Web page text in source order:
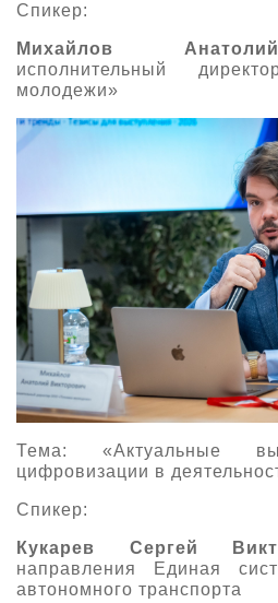
Спикер:
Михайлов
исполнительный
молодежи»
Тема: «Актуальные
цифровизации в
Спикер:
Кукарев Сергей
направления Единая
автономного транспорта